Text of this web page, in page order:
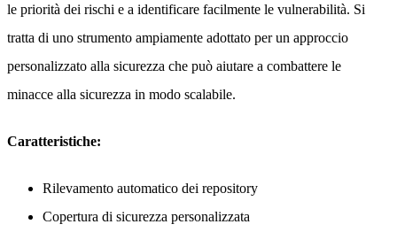
le priorità dei rischi e a identificare facilmente le vulnerabilità. Si
tratta di uno strumento ampiamente adottato per un approccio
personalizzato alla sicurezza che può aiutare a combattere le
minacce alla sicurezza in modo scalabile.
Caratteristiche:
Rilevamento automatico dei repository
Copertura di sicurezza personalizzata